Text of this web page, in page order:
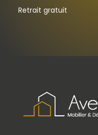
Retrait gratuit